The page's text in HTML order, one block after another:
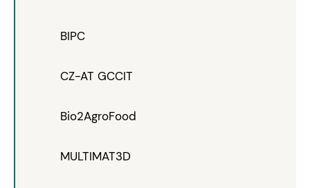
BIPC
CZ-AT GCCIT
Bio2AgroFood
MULTIMAT3D